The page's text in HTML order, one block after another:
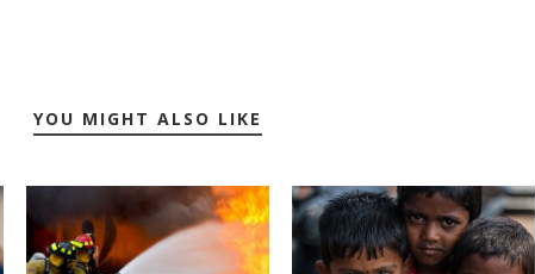
YOU MIGHT ALSO LIKE